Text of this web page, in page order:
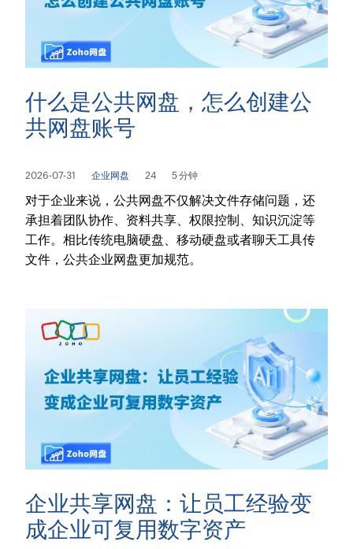
什么是公共网盘，怎么创建公
共网盘账号
2026-07-31 企业网盘 24 5 分钟
对于企业来说，公共网盘不仅解决文件存储问题，还
承担着团队协作、资料共享、权限控制、知识沉淀等
工作。相比传统电脑硬盘、移动硬盘或者聊天工具传
文件，公共企业网盘更加规范。
企业共享网盘：让员工经验变
成企业可复用数字资产